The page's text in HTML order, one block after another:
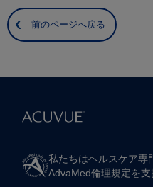
前のページへ戻る
私たちは​ヘルスケア専
AdvaMed倫理規定を​支